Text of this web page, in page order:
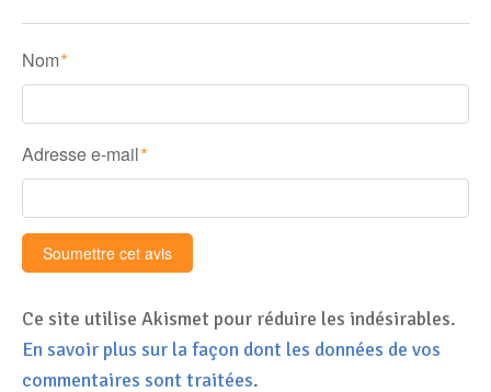
Nom *
Adresse e-mail *
Ce site utilise Akismet pour réduire les indésirables.
En savoir plus sur la façon dont les données de vos
commentaires sont traitées.